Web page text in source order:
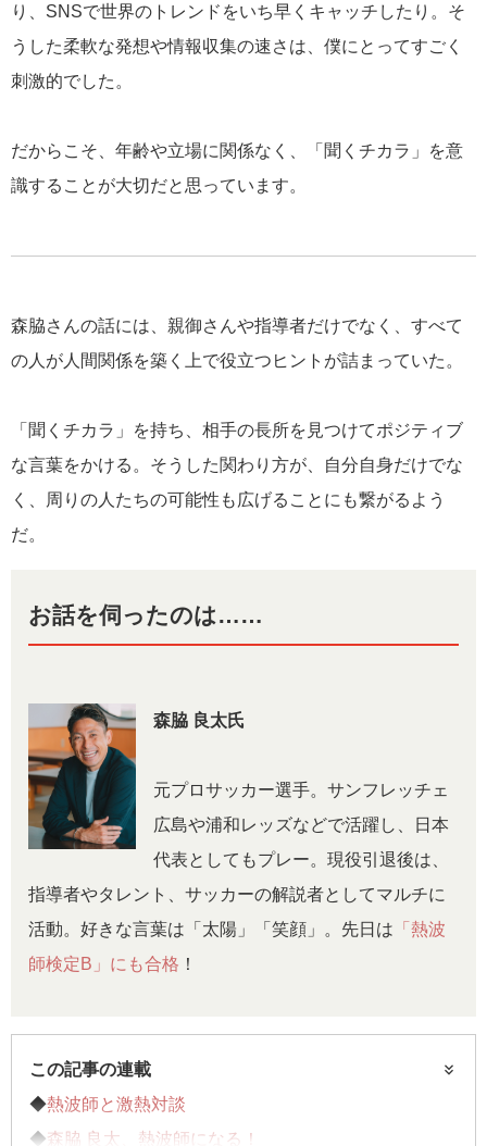
り、SNSで世界のトレンドをいち早くキャッチしたり。そ
うした柔軟な発想や情報収集の速さは、僕にとってすごく
刺激的でした。
だからこそ、年齢や立場に関係なく、「聞くチカラ」を意
識することが大切だと思っています。
森脇さんの話には、親御さんや指導者だけでなく、すべて
の人が人間関係を築く上で役立つヒントが詰まっていた。
「聞くチカラ」を持ち、相手の長所を見つけてポジティブ
な言葉をかける。そうした関わり方が、自分自身だけでな
く、周りの人たちの可能性も広げることにも繋がるよう
だ。
お話を伺ったのは……
森脇 良太氏
元プロサッカー選手。サンフレッチェ
広島や浦和レッズなどで活躍し、日本
代表としてもプレー。現役引退後は、
指導者やタレント、サッカーの解説者としてマルチに
活動。好きな言葉は「太陽」「笑顔」。先日は 「熱波
師検定B」にも合格 ！
この記事の連載
◆熱波師と激熱対談
◆森脇 良太、熱波師になる！